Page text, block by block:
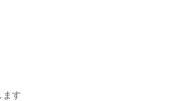
ます